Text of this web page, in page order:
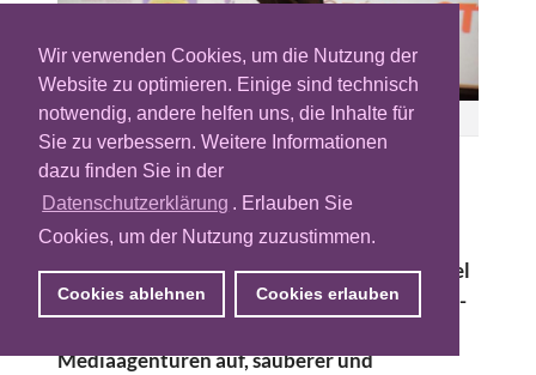
Wir verwenden Cookies, um die Nutzung der
Website zu optimieren. Einige sind technisch
notwendig, andere helfen uns, die Inhalte für
Sie zu verbessern. Weitere Informationen
dazu finden Sie in der
Datenschutzerklärung . Erlauben Sie
Cookies, um der Nutzung zuzustimmen.
Cookies ablehnen Cookies erlauben
Jenny Görlich (OWM) auf der ADTRADER 2017
Jenny Görlich, Leiterin Digital der
Organisation der Werbungtreibenden im
Markenverband (kurz: OWM), hat mit Ihrer
Rede auf der diesjährigen ADTRADER für viel
Aufsehen gesorgt. Darin forderte sie Adtech-
Mediaagenturen auf, sauberer und